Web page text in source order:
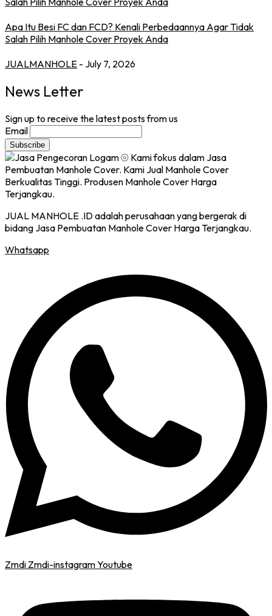
Apa Itu Besi FC dan FCD? Kenali Perbedaannya Agar Tidak
Salah Pilih Manhole Cover Proyek Anda
JUALMANHOLE - July 7, 2026
News Letter
Sign up to receive the latest posts from us
Email
JUAL MANHOLE .ID adalah perusahaan yang bergerak di
bidang Jasa Pembuatan Manhole Cover Harga Terjangkau.
Whatsapp
Zmdi Zmdi-instagramYoutube